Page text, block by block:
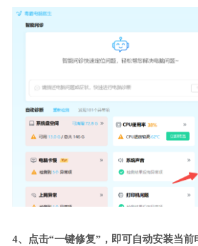
4、点击“一键修复”，即可自动安装当